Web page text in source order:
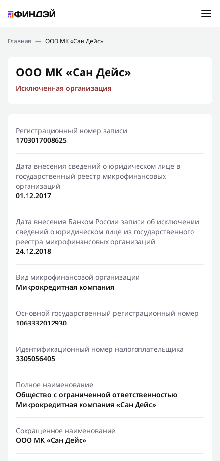
Подбор займа
Новости
Финансовое просвещение
Главная — ООО МК «Сан Дейс»
ООО МК «Сан Дейс»
Исключенная организация
Регистрационный номер записи
1703017008625
Дата внесения сведений о юридическом лице в
государственный реестр микрофинансовых
организаций
01.12.2017
Дата внесения Банком России записи об исключении
сведений о юридическом лице из государственного
реестра микрофинансовых организаций
24.12.2018
Вид микрофинансовой организации
Микрокредитная компания
Основной государственный регистрационный номер
1063332012930
Идентификационный номер налогоплательщика
3305056405
Полное наименование
Общество с ограниченной ответственностью
Микрокредитная компания «Сан Дейс»
Сокращенное наименование
ООО МК «Сан Дейс»
Ошибка:Контактная форма не найдена.
Спасибо, что написали нам
Мы свяжемся с Вами в ближайшее время и сообщим
результат
Отправить новый запрос